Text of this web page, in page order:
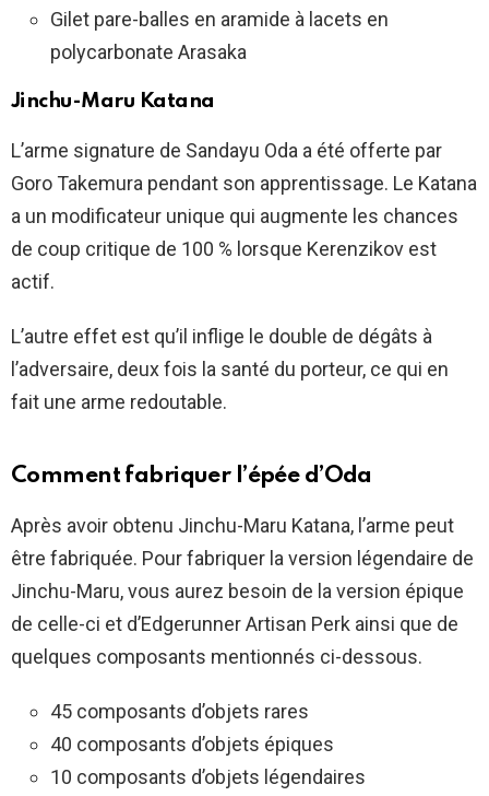
Gilet pare-balles en aramide à lacets en
polycarbonate Arasaka
Jinchu-Maru Katana
L’arme signature de Sandayu Oda a été offerte par
Goro Takemura pendant son apprentissage. Le Katana
a un modificateur unique qui augmente les chances
de coup critique de 100 % lorsque Kerenzikov est
actif.
L’autre effet est qu’il inflige le double de dégâts à
l’adversaire, deux fois la santé du porteur, ce qui en
fait une arme redoutable.
Comment fabriquer l’épée d’Oda
Après avoir obtenu Jinchu-Maru Katana, l’arme peut
être fabriquée. Pour fabriquer la version légendaire de
Jinchu-Maru, vous aurez besoin de la version épique
de celle-ci et d’Edgerunner Artisan Perk ainsi que de
quelques composants mentionnés ci-dessous.
45 composants d’objets rares
40 composants d’objets épiques
10 composants d’objets légendaires